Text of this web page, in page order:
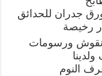
جدران للحدائق
رخيصة
نقوش ورسومات
النوم